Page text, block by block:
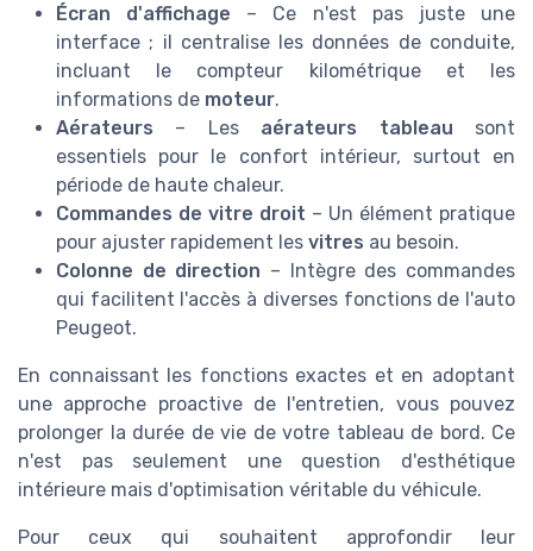
Écran d'affichage – Ce n'est pas juste une
interface ; il centralise les données de conduite,
incluant le compteur kilométrique et les
informations de moteur.
Aérateurs – Les aérateurs tableau sont
essentiels pour le confort intérieur, surtout en
période de haute chaleur.
Commandes de vitre droit – Un élément pratique
pour ajuster rapidement les vitres au besoin.
Colonne de direction – Intègre des commandes
qui facilitent l'accès à diverses fonctions de l'auto
Peugeot.
En connaissant les fonctions exactes et en adoptant
une approche proactive de l'entretien, vous pouvez
prolonger la durée de vie de votre tableau de bord. Ce
n'est pas seulement une question d'esthétique
intérieure mais d'optimisation véritable du véhicule.
Pour ceux qui souhaitent approfondir leur